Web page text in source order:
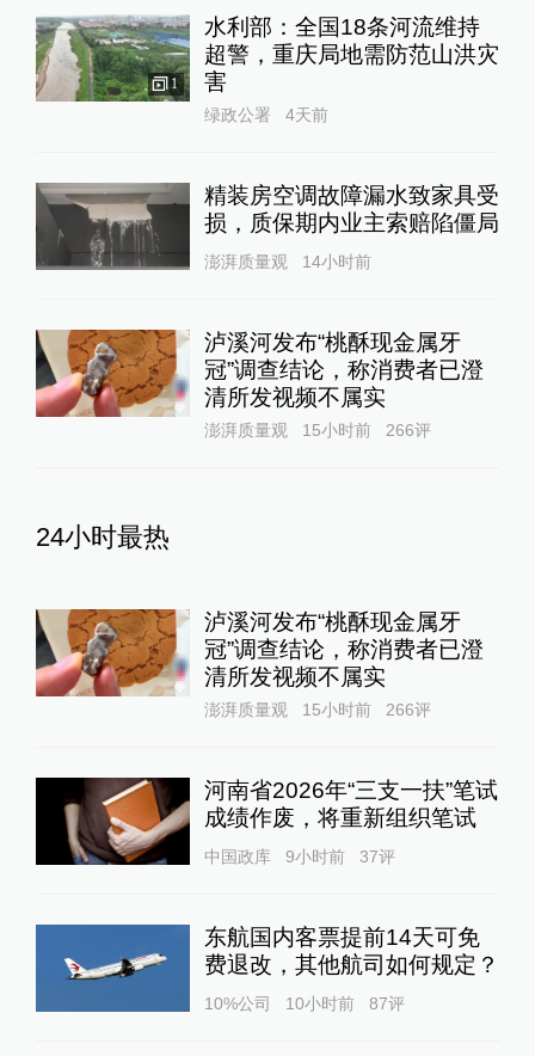
1
水利部：全国18条河流维持
超警，重庆局地需防范山洪灾
害
绿政公署 4天前
精装房空调故障漏水致家具受
损，质保期内业主索赔陷僵局
澎湃质量观 14小时前
泸溪河发布“桃酥现金属牙
冠”调查结论，称消费者已澄
清所发视频不属实
澎湃质量观 15小时前 266评
24小时最热
泸溪河发布“桃酥现金属牙
冠”调查结论，称消费者已澄
清所发视频不属实
澎湃质量观 15小时前 266评
河南省2026年“三支一扶”笔试
成绩作废，将重新组织笔试
中国政库 9小时前 37评
东航国内客票提前14天可免
费退改，其他航司如何规定？
10%公司 10小时前 87评